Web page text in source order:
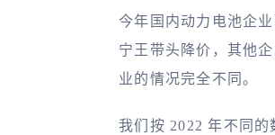
今年国内动力电池企
宁王带头降价，其他
业的情况完全不同。
我们按 2022 年不同